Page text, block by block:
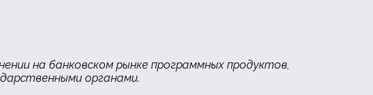
на банковском рынке программных продуктов,
органами.